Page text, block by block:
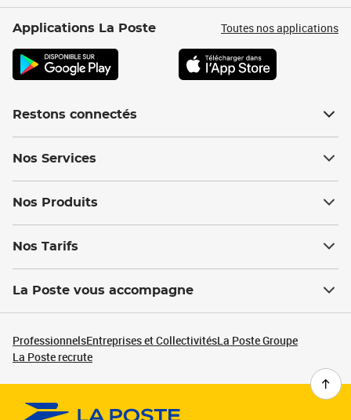
Applications La Poste Toutes nos applications
Restons connectés
Nos Services
Nos Produits
Nos Tarifs
La Poste vous accompagne
ProfessionnelsEntreprises et CollectivitésLa Poste Groupe
La Poste recrute